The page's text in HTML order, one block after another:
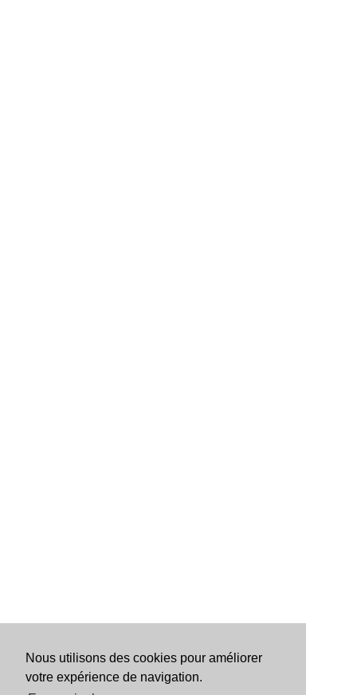
Nous utilisons des cookies pour améliorer
votre expérience de navigation.